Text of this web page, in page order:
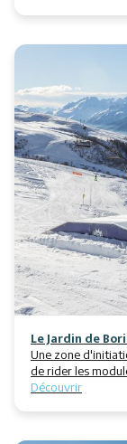
Le Jardin de
Une zone
de rider les
Découvrir